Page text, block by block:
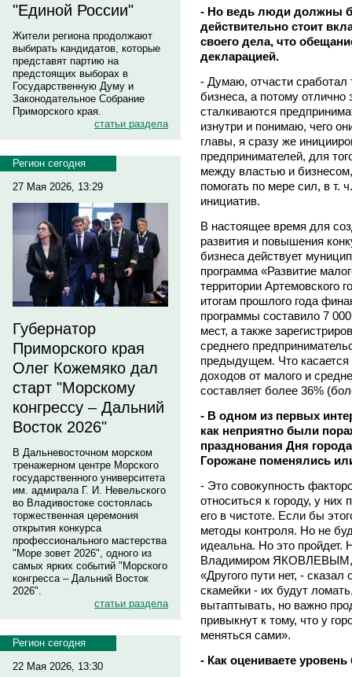
"Единой России"
Жители региона продолжают
выбирать кандидатов, которые
представят партию на
предстоящих выборах в
Государственную Думу и
Законодательное Собрание
Приморского края.
статьи раздела
Регион сегодня
27 Мая 2026, 13:29
Губернатор
Приморского края
Олег Кожемяко дал
старт "Морскому
конгрессу – Дальний
Восток 2026"
В Дальневосточном морском
тренажерном центре Морского
государственного университета
им. адмирала Г. И. Невельского
во Владивостоке состоялась
торжественная церемония
открытия конкурса
профессионального мастерства
"Море зовет 2026", одного из
самых ярких событий "Морского
конгресса – Дальний Восток
2026".
статьи раздела
Регион сегодня
22 Мая 2026, 13:30
- Но ведь люди должны
действительно стоит
своего дела, что
декларацией.
- Думаю, отчасти сработал
бизнеса, а потому
сталкиваются
изнутри и понимаю, чего
главы, я сразу же
предпринимателей, для
между властью и
помогать по мере сил, в т.
инициатив.
В настоящее время для
развития и повышения
бизнеса действует
программа «Развитие
территории Артемовского
итогам прошлого года
программы составило 7
мест, а также
среднего
предыдущем. Что
доходов от малого и
составляет более 36%
- В одном из первых
как неприятно были
празднования Дня
Горожане поменялись
- Это совокупность
относиться к городу, у
его в чистоте. Если бы
методы контроля. Но не
идеальна. Но это пройдет.
Владимиром ЯКОВЛЕВЫМ,
«Другого пути нет, -
скамейки - их будут
вытаптывать, но важно
привыкнут к тому, что у
меняться сами».
- Как оцениваете уровень